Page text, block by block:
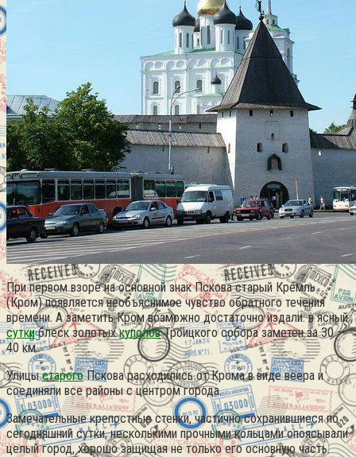
При первом взоре на основной знак Пскова старый Кремль
(Кром) появляется необъяснимое чувство обратного течения
времени. А заметить Кром возможно достаточно издали: в ясный
суткиблеск золотыхкуполовТроицкого собора заметен за 30 —
40 км.
УлицыстарогоПскова расходились от Крома в виде веера и
соединяли все районы с центром города.
Замечательные крепостные стенки, частично сохранившиеся по
сегодняшний сутки, несколькими прочными кольцами опоясывали
целый город, хорошо защищая не только его основную часть.